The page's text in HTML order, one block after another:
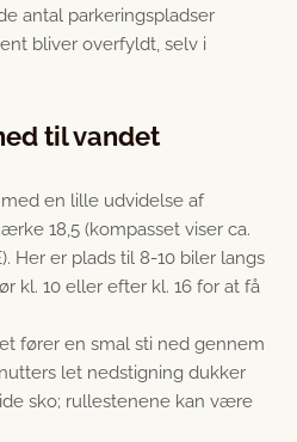
antal parkeringspladser
bliver overfyldt, selv i
til vandet
en lille udvidelse af
18,5 (kompasset viser ca.
Her er plads til 8-10 biler langs
kl. 10 eller efter kl. 16 for at få
fører en smal sti ned gennem
let nedstigning dukker
sko; rullestenene kan være